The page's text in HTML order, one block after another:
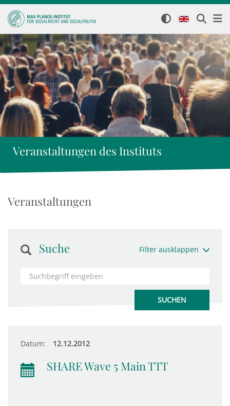
Veranstaltungen des Instituts
Veranstaltungen
Suche Filter ausklappen
Datum: 12.12.2012
SHARE Wave 5 Main TTT